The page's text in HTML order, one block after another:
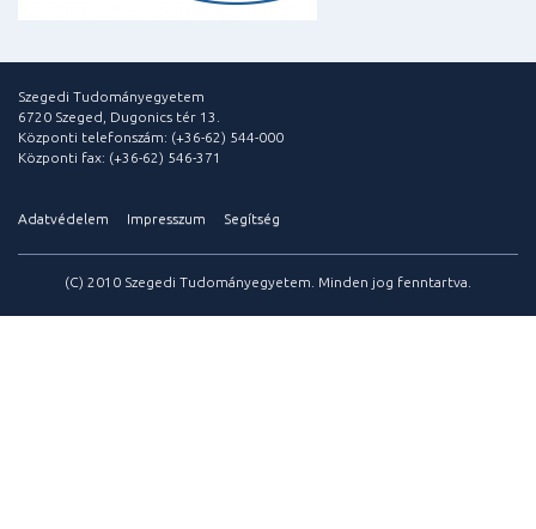
Szegedi Tudományegyetem
6720 Szeged, Dugonics tér 13.
Központi telefonszám: (+36-62) 544-000
Központi fax: (+36-62) 546-371
Adatvédelem Impresszum Segítség
(C) 2010 Szegedi Tudományegyetem. Minden jog fenntartva.